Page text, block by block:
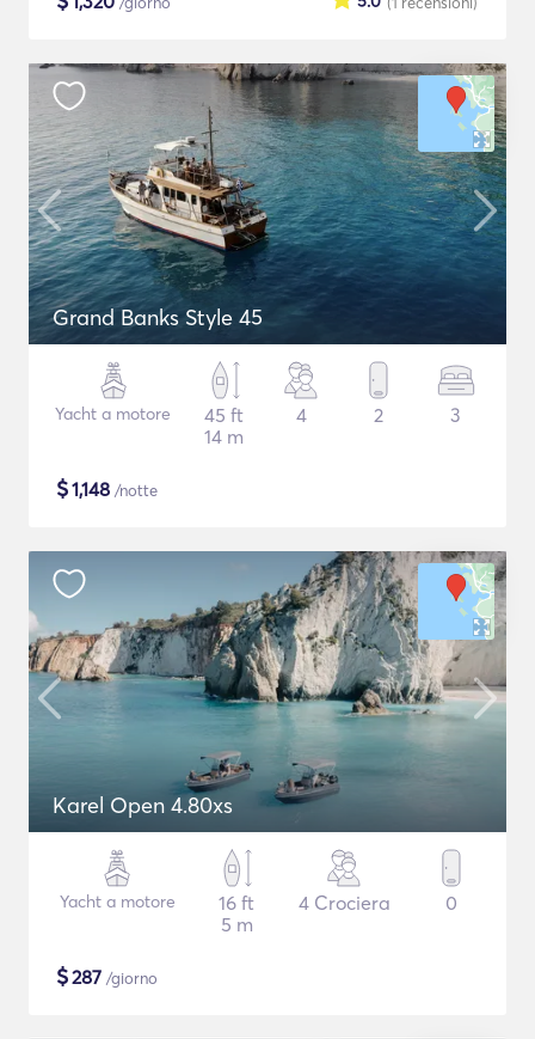
Grand Banks Style 45
Yacht a motore
45 ft
14 m
4 2 3
$1,148 /notte
Karel Open 4.80xs
Yacht a motore
16 ft
5 m
4 Crociera 0
$287 /giorno